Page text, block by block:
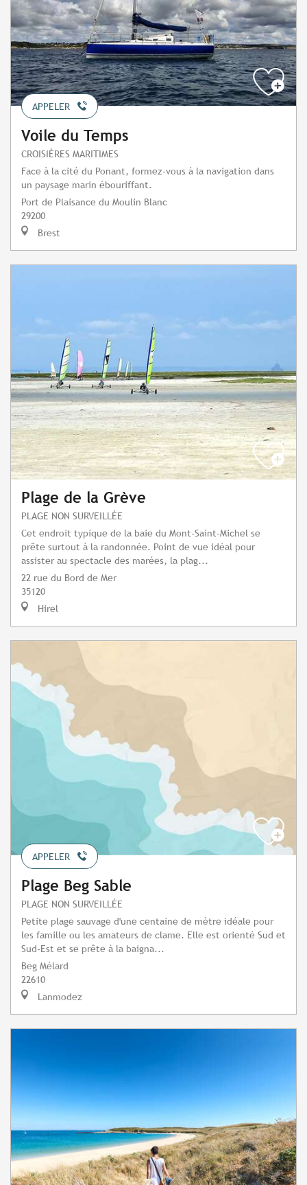
APPELER
Voile du Temps
CROISIÈRES MARITIMES
Face à la cité du Ponant, formez-vous à la navigation dans
un paysage marin ébouriffant.
Port de Plaisance du Moulin Blanc
29200
Brest
Plage de la Grève
PLAGE NON SURVEILLÉE
Cet endroit typique de la baie du Mont-Saint-Michel se
prête surtout à la randonnée. Point de vue idéal pour
assister au spectacle des marées, la plag...
22 rue du Bord de Mer
35120
Hirel
APPELER
Plage Beg Sable
PLAGE NON SURVEILLÉE
Petite plage sauvage d'une centaine de mètre idéale pour
les famille ou les amateurs de clame. Elle est orienté Sud et
Sud-Est et se prête à la baigna...
Beg Mélard
22610
Lanmodez